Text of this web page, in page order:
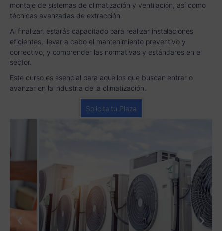
montaje de sistemas de climatización y ventilación, así como
técnicas avanzadas de extracción.
Al finalizar, estarás capacitado para realizar instalaciones
eficientes, llevar a cabo el mantenimiento preventivo y
correctivo, y comprender las normativas y estándares en el
sector.
Este curso es esencial para aquellos que buscan entrar o
avanzar en la industria de la climatización.
Solicita tu Plaza